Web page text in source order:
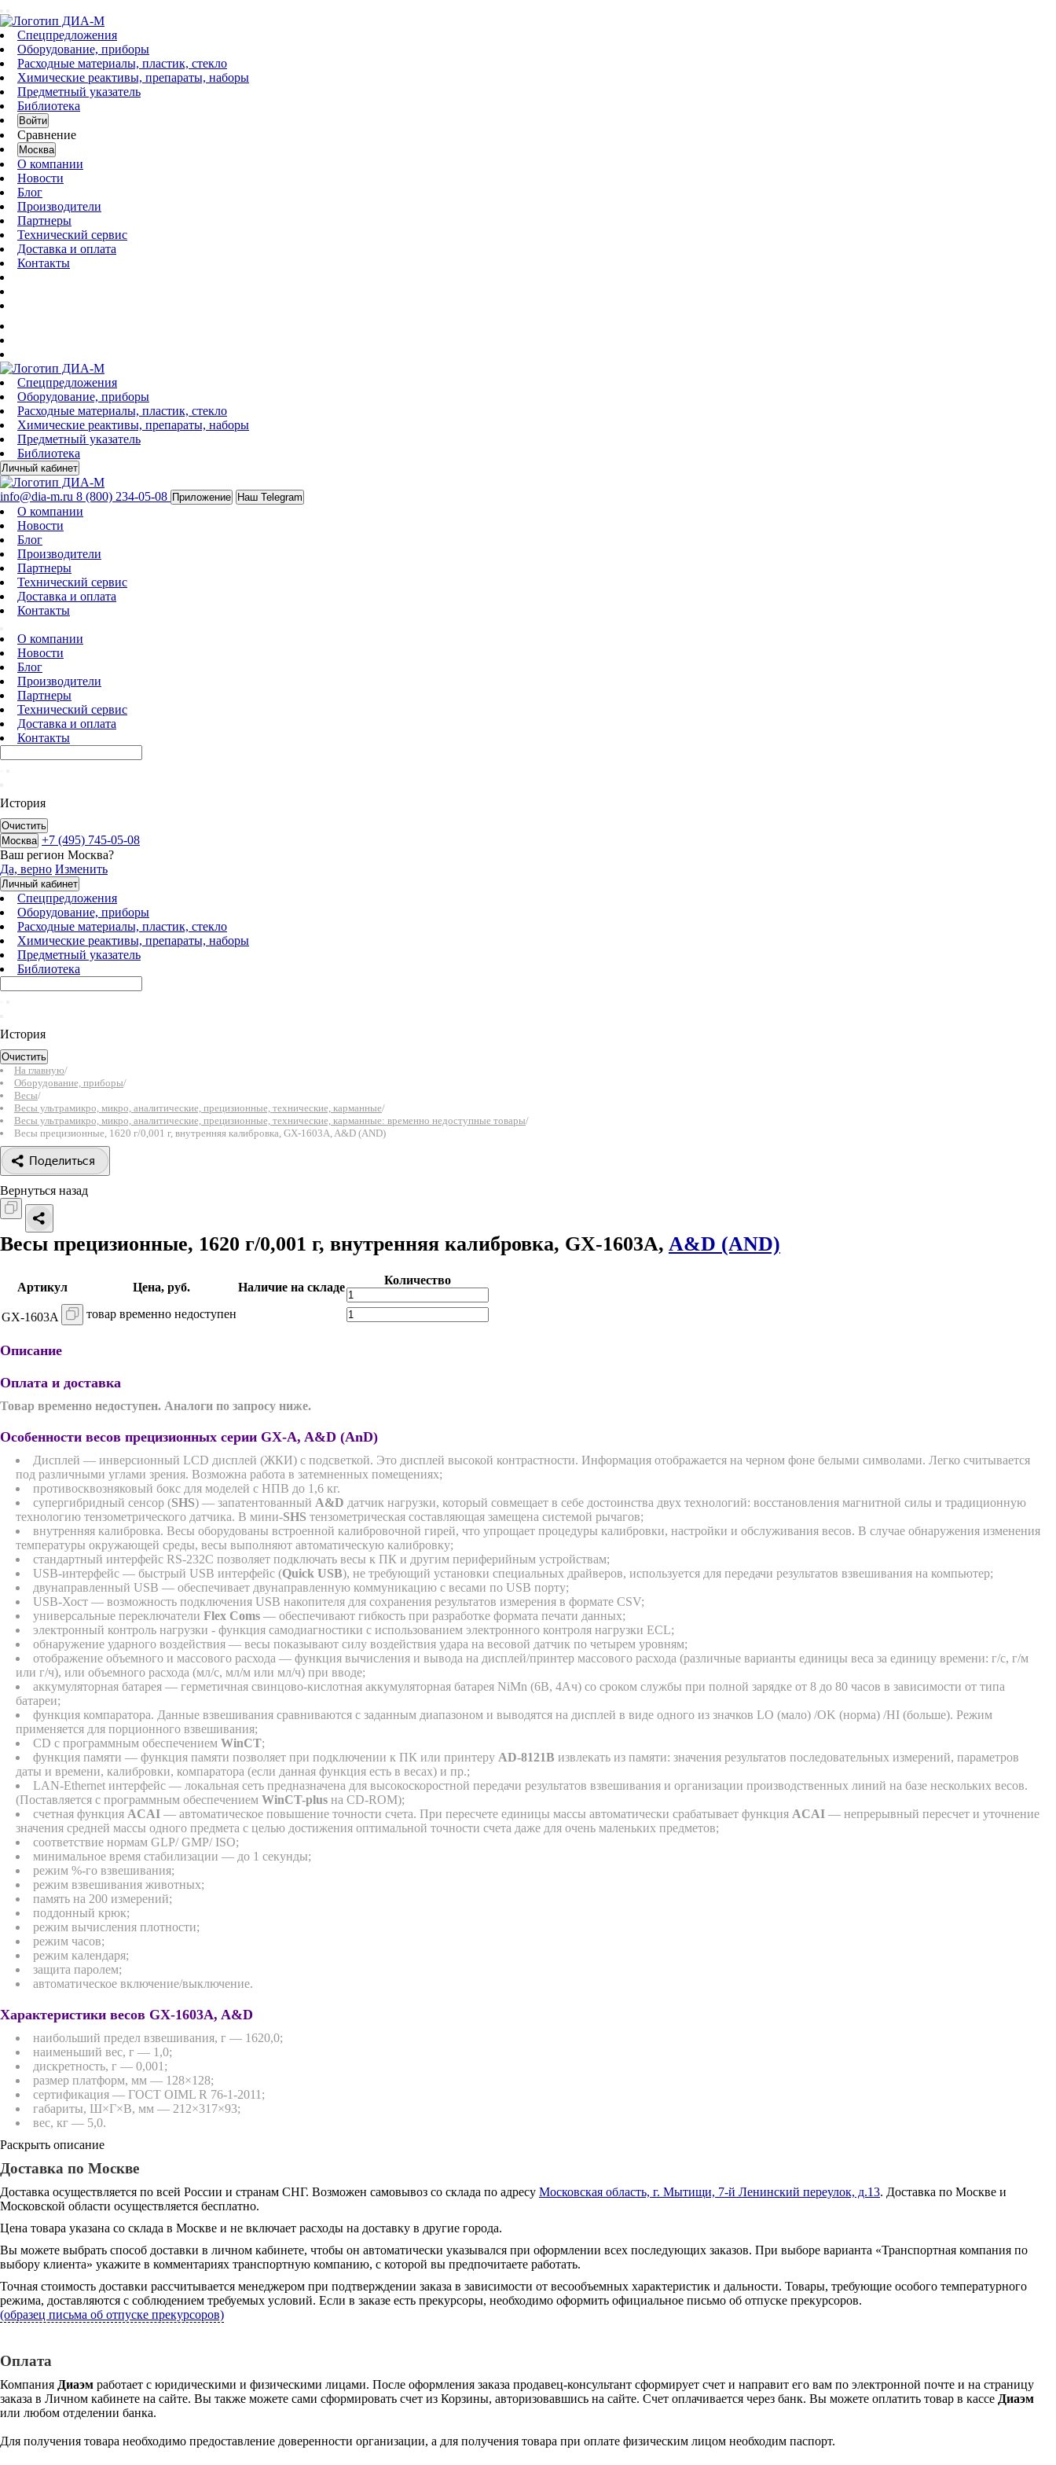
Спецпредложения
Оборудование, приборы
Расходные материалы, пластик, стекло
Химические реактивы, препараты, наборы
Предметный указатель
Библиотека
Войти
Сравнение
Москва
О компании
Новости
Блог
Производители
Партнеры
Технический сервис
Доставка и оплата
Контакты
Спецпредложения
Оборудование, приборы
Расходные материалы, пластик, стекло
Химические реактивы, препараты, наборы
Предметный указатель
Библиотека
Личный кабинет
info@dia-m.ru 8 (800) 234-05-08 Приложение Наш Telegram
О компании
Новости
Блог
Производители
Партнеры
Технический сервис
Доставка и оплата
Контакты
О компании
Новости
Блог
Производители
Партнеры
Технический сервис
Доставка и оплата
Контакты
История
Очистить
Москва +7 (495) 745-05-08
Ваш регион Москва?
Да, верно Изменить
Личный кабинет
Спецпредложения
Оборудование, приборы
Расходные материалы, пластик, стекло
Химические реактивы, препараты, наборы
Предметный указатель
Библиотека
История
Очистить
На главную/
Оборудование, приборы/
Весы/
Весы ультрамикро, микро, аналитические, прецизионные, технические, карманные/
Весы ультрамикро, микро, аналитические, прецизионные, технические, карманные: временно недоступные товары/
Весы прецизионные, 1620 г/0,001 г, внутренняя калибровка, GX-1603A, A&D (AND)
Поделиться
Вернуться назад
Весы прецизионные, 1620 г/0,001 г, внутренняя калибровка, GX-1603A, A&D (AND)
Артикул Цена, руб. Наличие на складе
Количество
GX-1603A товар временно недоступен
Описание
Оплата и доставка
Товар временно недоступен. Аналоги по запросу ниже.
Особенности весов прецизионных серии GX-A, A&D (AnD)
Дисплей — инверсионный LCD дисплей (ЖКИ) с подсветкой. Это дисплей высокой контрастности. Информация отображается на черном фоне белыми символами. Легко считывается
под различными углами зрения. Возможна работа в затемненных помещениях;
противосквозняковый бокс для моделей с НПВ до 1,6 кг.
cупергибридный сенсор (SHS) — запатентованный A&D датчик нагрузки, который совмещает в себе достоинства двух технологий: восстановления магнитной силы и традиционную
технологию тензометрического датчика. В мини-SHS тензометрическая составляющая замещена системой рычагов;
внутренняя калибровка. Весы оборудованы встроенной калибровочной гирей, что упрощает процедуры калибровки, настройки и обслуживания весов. В случае обнаружения изменения
температуры окружающей среды, весы выполняют автоматическую калибровку;
стандартный интерфейс RS-232C позволяет подключать весы к ПК и другим периферийным устройствам;
USB-интерфейс — быстрый USB интерфейс (Quick USB), не требующий установки специальных драйверов, используется для передачи результатов взвешивания на компьютер;
двунаправленный USB — обеспечивает двунаправленную коммуникацию с весами по USB порту;
USB-Хост — возможность подключения USB накопителя для сохранения результатов измерения в формате CSV;
универсальные переключатели Flex Coms — обеспечивают гибкость при разработке формата печати данных;
электронный контроль нагрузки - функция самодиагностики с использованием электронного контроля нагрузки ECL;
обнаружение ударного воздействия — весы показывают силу воздействия удара на весовой датчик по четырем уровням;
отображение объемного и массового расхода — функция вычисления и вывода на дисплей/принтер массового расхода (различные варианты единицы веса за единицу времени: г/с, г/м
или г/ч), или объемного расхода (мл/с, мл/м или мл/ч) при вводе;
аккумуляторная батарея — герметичная свинцово-кислотная аккумуляторная батарея NiMn (6В, 4Aч) со сроком службы при полной зарядке от 8 до 80 часов в зависимости от типа
батареи;
функция компаратора. Данные взвешивания сравниваются с заданным диапазоном и выводятся на дисплей в виде одного из значков LO (мало) /OK (норма) /HI (больше). Режим
применяется для порционного взвешивания;
CD с программным обеспечением WinСT;
функция памяти — функция памяти позволяет при подключении к ПК или принтеру AD-8121B извлекать из памяти: значения результатов последовательных измерений, параметров
даты и времени, калибровки, компаратора (если данная функция есть в весах) и пр.;
LAN-Ethernet интерфейс — локальная сеть предназначена для высокоскоростной передачи результатов взвешивания и организации производственных линий на базе нескольких весов.
(Поставляется с программным обеспечением WinCT-plus на CD-ROM);
счетная функция ACAI — автоматическое повышение точности счета. При пересчете единицы массы автоматически срабатывает функция ACAI — непрерывный пересчет и уточнение
значения средней массы одного предмета с целью достижения оптимальной точности счета даже для очень маленьких предметов;
соответствие нормам GLP/ GMP/ ISO;
минимальное время стабилизации — до 1 секунды;
режим %-го взвешивания;
режим взвешивания животных;
память на 200 измерений;
поддонный крюк;
режим вычисления плотности;
режим часов;
режим календаря;
защита паролем;
автоматическое включение/выключение.
Характеристики весов GX-1603A, A&D
наибольший предел взвешивания, г — 1620,0;
наименьший вес, г — 1,0;
дискретность, г — 0,001;
размер платформ, мм — 128×128;
сертификация — ГОСТ OIML R 76-1-2011;
габариты, Ш×Г×В, мм — 212×317×93;
вес, кг — 5,0.
Раскрыть описание
Доставка по Москве
Доставка осуществляется по всей России и странам СНГ. Возможен самовывоз со склада по адресу Московская область, г. Мытищи, 7-й Ленинский переулок, д.13. Доставка по Москве и
Московской области осуществляется бесплатно.
Цена товара указана со склада в Москве и не включает расходы на доставку в другие города.
Вы можете выбрать способ доставки в личном кабинете, чтобы он автоматически указывался при оформлении всех последующих заказов. При выборе варианта «Транспортная компания по
выбору клиента» укажите в комментариях транспортную компанию, с которой вы предпочитаете работать.
Точная стоимость доставки рассчитывается менеджером при подтверждении заказа в зависимости от весообъемных характеристик и дальности. Товары, требующие особого температурного
режима, доставляются с соблюдением требуемых условий. Если в заказе есть прекурсоры, необходимо оформить официальное письмо об отпуске прекурсоров.
(образец письма об отпуске прекурсоров)
Оплата
Компания Диаэм работает с юридическими и физическими лицами. После оформления заказа продавец-консультант сформирует счет и направит его вам по электронной почте и на страницу
заказа в Личном кабинете на сайте. Вы также можете сами сформировать счет из Корзины, авторизовавшись на сайте. Счет оплачивается через банк. Вы можете оплатить товар в кассе Диаэм
или любом отделении банка.
Для получения товара необходимо предоставление доверенности организации, а для получения товара при оплате физическим лицом необходим паспорт.